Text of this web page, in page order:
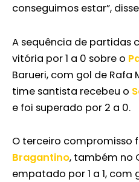
conseguimos estar”,
A sequência de partidas
vitória por 1 a 0 sobre o
Barueri, com gol de Rafa
time santista recebeu o
e foi superado por 2 a 0.
O terceiro compromisso
Bragantino, também no
empatado por 1 a 1,